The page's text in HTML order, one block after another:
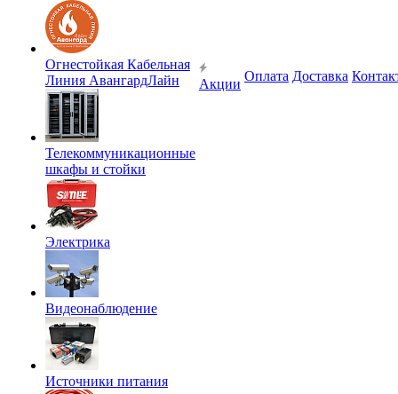
Огнестойкая Кабельная
Линия АвангардЛайн
Телекоммуникационные
шкафы и стойки
Электрика
Видеонаблюдение
Источники питания
Акции
Оплата Доставка